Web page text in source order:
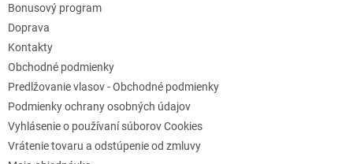
Bonusový program
Doprava
Kontakty
Obchodné podmienky
Predlžovanie vlasov - Obchodné podmienky
Podmienky ochrany osobných údajov
Vyhlásenie o používaní súborov Cookies
Vrátenie tovaru a odstúpenie od zmluvy